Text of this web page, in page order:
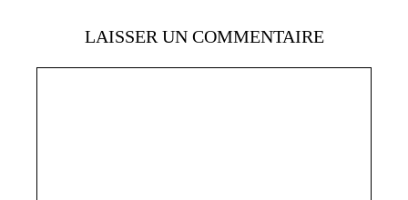
LAISSER UN COMMENTAIRE